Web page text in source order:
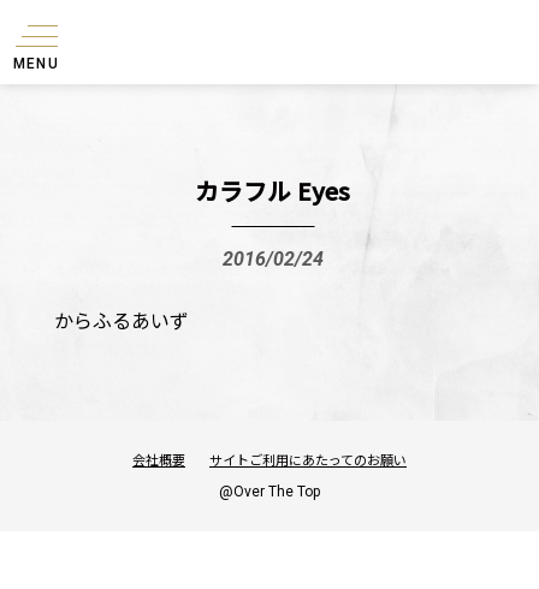
MENU
カラフル Eyes
2016/02/24
からふるあいず
会社概要 サイトご利用にあたってのお願い
@Over The Top